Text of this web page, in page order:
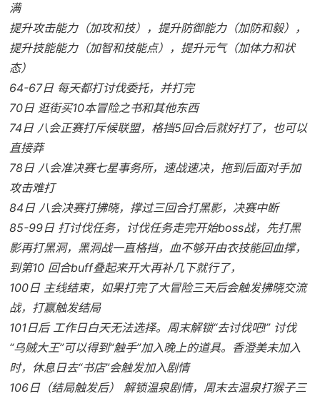
满
提升攻击能力（加攻和技），提升防御能力（加防和毅），
提升技能能力（加智和技能点），提升元气（加体力和状
态）
64-67日 每天都打讨伐委托，并打完
70日 逛街买10本冒险之书和其他东西
74日 八会正赛打斥候联盟，格挡5回合后就好打了，也可以
直接莽
78日 八会准决赛七星事务所，速战速决，拖到后面对手加
攻击难打
84日 八会决赛打拂晓，撑过三回合打黑影，决赛中断
85-99日 打讨伐任务，讨伐任务走完开始boss战，先打黑
影再打黑洞，黑洞战一直格挡，血不够开由衣技能回血撑，
到第10 回合buff叠起来开大再补几下就行了，
100日 主线结束，如果打完了大冒险三天后会触发拂晓交流
战，打赢触发结局
101日后 工作日白天无法选择。周末解锁“去讨伐吧!” 讨伐
“乌贼大王”可以得到“触手”加入晚上的道具。香澄美未加入
时，休息日去“书店”会触发加入剧情
106日（结局触发后） 解锁温泉剧情，周末去温泉打猴子三